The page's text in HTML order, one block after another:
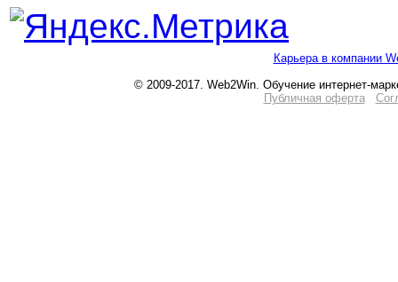
Карьера в компании
© 2009-2017. Web2Win. Обучение интернет-
Публичная оферта